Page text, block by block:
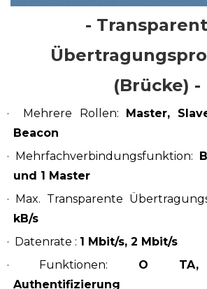
-
(Brücke) -
· Mehrere Rollen:
Master,
Beacon
· Mehrfachverbindungsfunktion:
und 1 Master
· Max. Transparente
kB/s
·
Datenrate : 1 Mbit/s, 2 Mbit/s
· Funktionen: O
Authentifizierung